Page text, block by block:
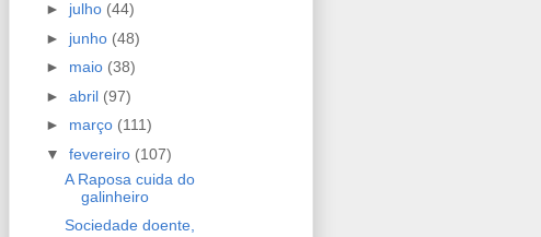
► julho (44)
► junho (48)
► maio (38)
► abril (97)
► março (111)
▼ fevereiro (107)
A Raposa cuida do
galinheiro
Sociedade doente,